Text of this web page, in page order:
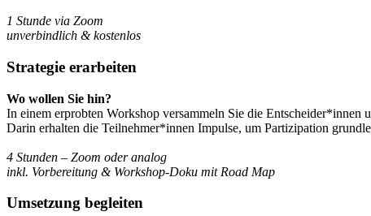
1 Stunde via Zoom
unverbindlich & kostenlos
Strategie erarbeiten
Wo wollen Sie hin?
In einem erprobten Workshop versammeln Sie die Entscheider*innen
Darin erhalten die Teilnehmer*innen Impulse, um Partizipation
4 Stunden – Zoom oder analog
inkl. Vorbereitung & Workshop-Doku mit Road Map
Umsetzung begleiten